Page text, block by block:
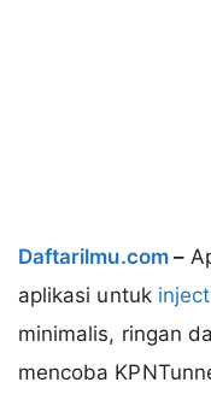
Daftarilmu.com–
aplikasi untuk inject
minimalis, ringan
mencoba